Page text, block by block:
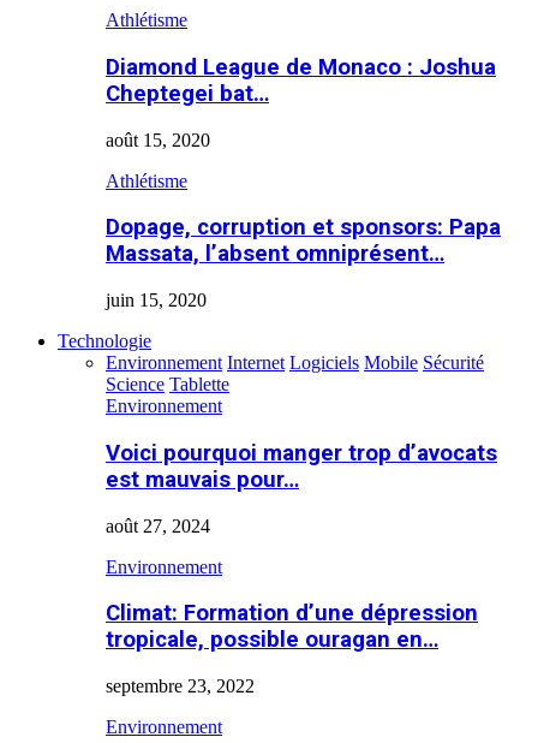
Athlétisme
Diamond League de Monaco : Joshua
Cheptegei bat…
août 15, 2020
Athlétisme
Dopage, corruption et sponsors: Papa
Massata, l’absent omniprésent…
juin 15, 2020
Technologie
Environnement Internet Logiciels Mobile Sécurité
Science Tablette
Environnement
Voici pourquoi manger trop d’avocats
est mauvais pour…
août 27, 2024
Environnement
Climat: Formation d’une dépression
tropicale, possible ouragan en…
septembre 23, 2022
Environnement